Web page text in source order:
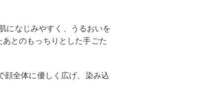
になじみやすく、うるおいを
とのもっちりとした手ごた
顔全体に優しく広げ、染み込